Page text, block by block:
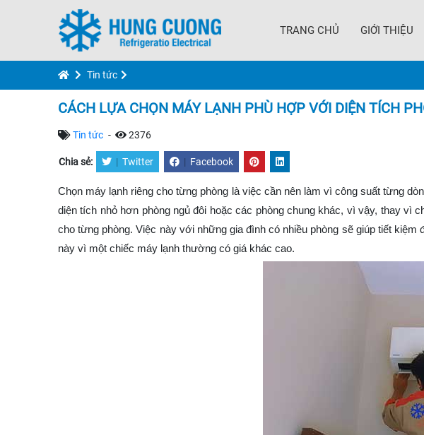
TRANG CHỦ GIỚI THIỆU
Tin tức
CÁCH LỰA CHỌN MÁY LẠNH PHÙ HỢP VỚI DIỆN TÍCH
Tin tức - 2376
Chia sẻ: | Twitter | Facebook
Chọn máy lạnh riêng cho từng phòng là việc cần nên làm vì công suất từng
diện tích nhỏ hơn phòng ngủ đôi hoặc các phòng chung khác, vì vậy, thay vì
cho từng phòng. Việc này với những gia đình có nhiều phòng sẽ giúp tiết
này vì một chiếc máy lạnh thường có giá khác cao.